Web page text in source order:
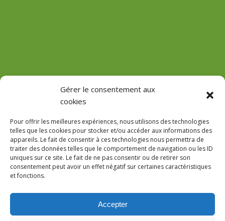
Gérer le consentement aux
cookies
Pour offrir les meilleures expériences, nous utilisons des technologies
telles que les cookies pour stocker et/ou accéder aux informations des
appareils. Le fait de consentir à ces technologies nous permettra de
traiter des données telles que le comportement de navigation ou les ID
uniques sur ce site. Le fait de ne pas consentir ou de retirer son
consentement peut avoir un effet négatif sur certaines caractéristiques
et fonctions.
Accepter
GPS : 47.184471755485816, 3.618713022912785
Le Domaine
Accès
Réservations